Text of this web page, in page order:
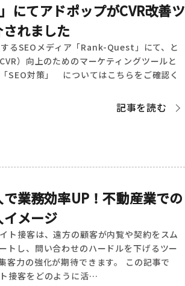
にてアドポップがCVR改善ツ
れました
るSEOメディア「Rank-Quest」にて、と
）向上のためのマーケティングツールと
SEO対策」 についてはこちらをご確認く
記事を読む
業務効率UP！不動産業での
メージ
ト接客は、遠方の顧客が内覧や契約をスム
トし、問い合わせのハードルを下げるツー
客力の強化が期待できます。 この記事で
接客をどのように活…